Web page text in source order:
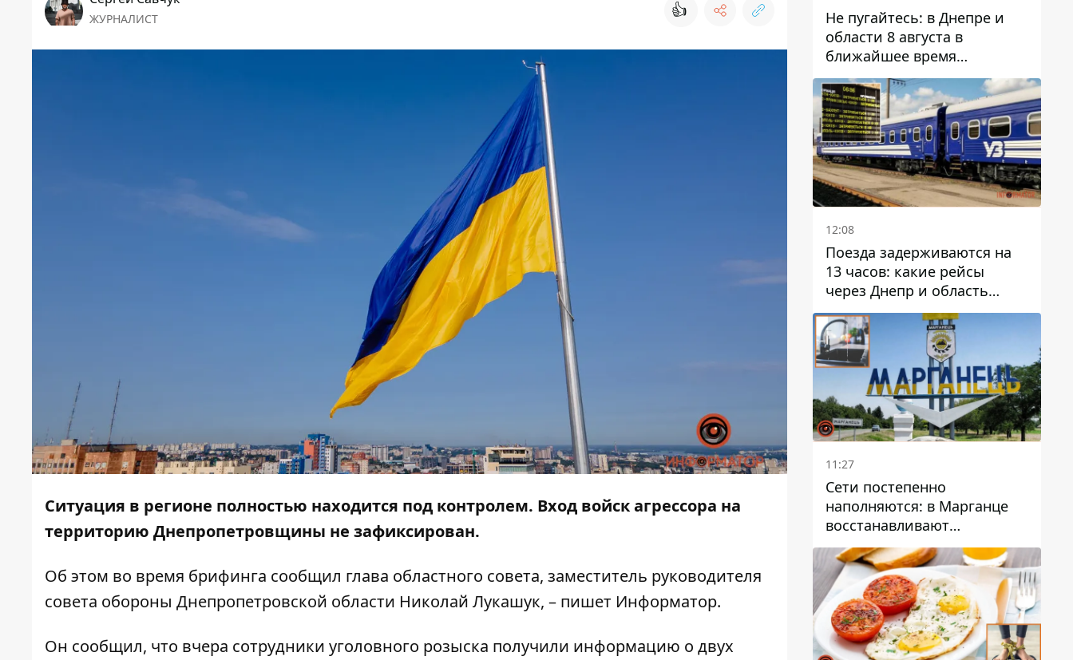
ЖУРНАЛИСТ 👍
Ситуация в регионе полностью находится под контролем. Вход войск агрессора на
территорию Днепропетровщины не зафиксирован.
Об этом во время брифинга сообщил глава областного совета, заместитель руководителя
совета обороны Днепропетровской области Николай Лукашук, – пишет Информатор.
Он сообщил, что вчера сотрудники уголовного розыска получили информацию о двух
Не пугайтесь: в Днепре и
области 8 августа в
ближайшее время
ожидается гроза
12:08
Поезда задерживаются на
13 часов: какие рейсы
через Днепр и область
выбились из графика
11:27
Сети постепенно
наполняются: в Марганце
восстанавливают
водоснабжение